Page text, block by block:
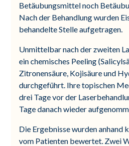
Betäubungsmittel noch
Nach der Behandlung wurden
behandelte Stelle aufgetragen.
Unmittelbar nach der zweiten
ein chemisches Peeling
Zitronensäure, Kojisäure und
durchgeführt. Ihre topischen
drei Tage vor der
Tage danach wieder
Die Ergebnisse wurden anhand
vom Patienten bewertet. Zwei